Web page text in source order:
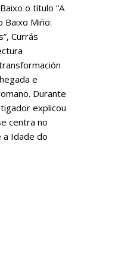
o título “A
Baixo Miño:
Currás
e
Durante
explicou
centra no
a Idade do